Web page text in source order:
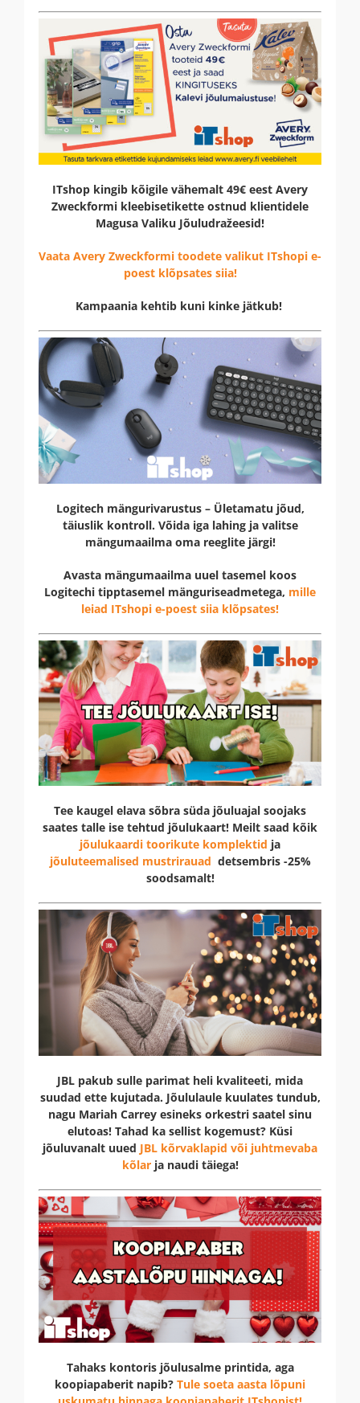
ITshop kingib kõigile vähemalt 49€ eest Avery
Zweckformi kleebisetikette ostnud klientidele
Magusa Valiku Jõuludražeesid!
Vaata Avery Zweckformi toodete valikut ITshopi e-
poest klõpsates siia!
Kampaania kehtib kuni kinke jätkub!
Logitech mängurivarustus – Ületamatu jõud,
täiuslik kontroll. Võida iga lahing ja valitse
mängumaailma oma reeglite järgi!
Avasta mängumaailma uuel tasemel koos
Logitechi tipptasemel mänguriseadmetega, mille
leiad ITshopi e-poest siia klõpsates!
Tee kaugel elava sõbra süda jõuluajal soojaks
saates talle ise tehtud jõulukaart! Meilt saad kõik
jõulukaardi toorikute komplektid ja
jõuluteemalised mustrirauad detsembris -25%
soodsamalt!
JBL pakub sulle parimat heli kvaliteeti, mida
suudad ette kujutada. Jõululaule kuulates tundub,
nagu Mariah Carrey esineks orkestri saatel sinu
elutoas! Tahad ka sellist kogemust? Küsi
jõuluvanalt uued JBL kõrvaklapid või juhtmevaba
kõlarja naudi täiega!
Tahaks kontoris jõulusalme printida, aga
koopiapaberit napib? Tule soeta aasta lõpuni